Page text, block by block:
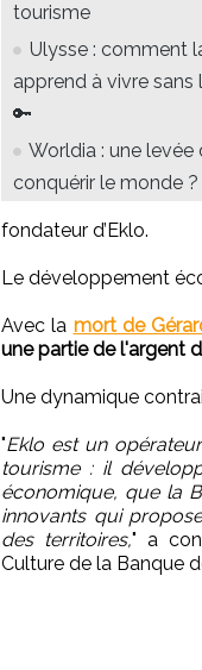
tourisme
Ulysse : comment
apprend à vivre
🔑
Worldia : une
conquérir le monde ?
fondateur d’Eklo.
Le développement
Avec la mort de
une partie de l'argent
Une dynamique
"Eklo est un
tourisme : il
économique, que la
innovants qui
des territoires," a
Culture de la Banque